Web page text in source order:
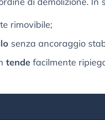
rimovibile;
senza ancoraggio
tende facilmente